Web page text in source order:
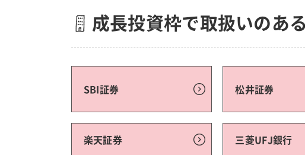
成長投資枠で取扱いのあ
SBI証券 松井証券
楽天証券 三菱UFJ銀行